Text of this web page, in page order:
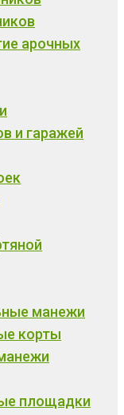
арочных
и гаражей
манежи
корты
площадки